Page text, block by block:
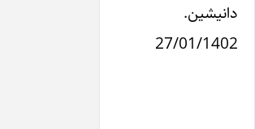
دانیشین.
27/01/1402